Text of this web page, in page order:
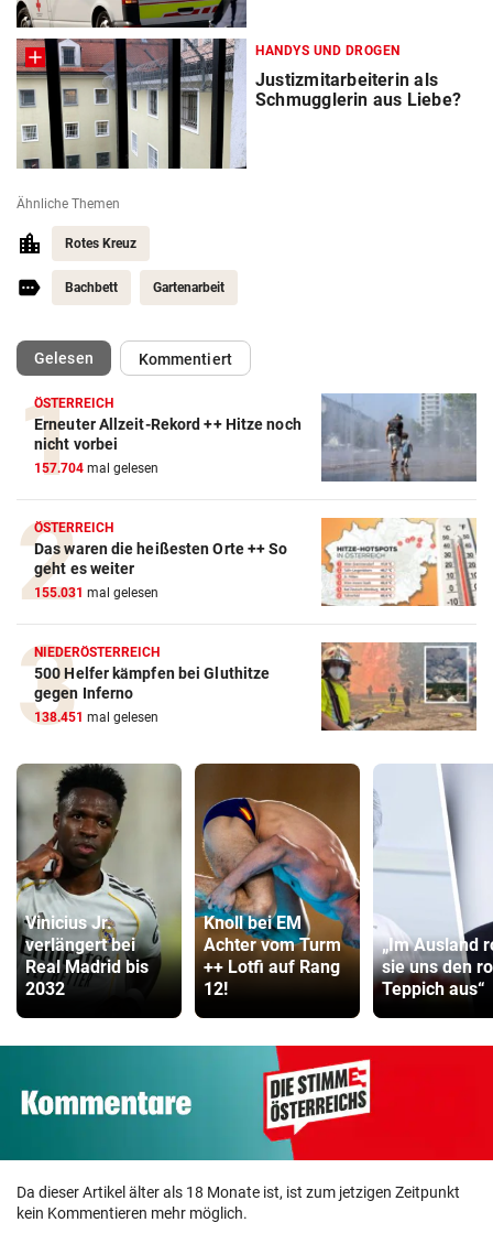
HANDYS UND DROGEN
Justizmitarbeiterin als
Schmugglerin aus Liebe?
Ähnliche Themen
Rotes Kreuz
Bachbett Gartenarbeit
Gelesen(ausgewählt)Kommentiert
ÖSTERREICH
Erneuter Allzeit-Rekord ++ Hitze noch
nicht vorbei
157.704 mal gelesen
ÖSTERREICH
Das waren die heißesten Orte ++ So
geht es weiter
155.031 mal gelesen
NIEDERÖSTERREICH
500 Helfer kämpfen bei Gluthitze
gegen Inferno
138.451 mal gelesen
Vinicius Jr.
verlängert bei
Real Madrid bis
2032
Knoll bei EM
Achter vom Turm
++ Lotfi auf Rang
12!
„Im Ausland
sie uns den
Teppich aus“
Da dieser Artikel älter als 18 Monate ist, ist zum jetzigen Zeitpunkt
kein Kommentieren mehr möglich.